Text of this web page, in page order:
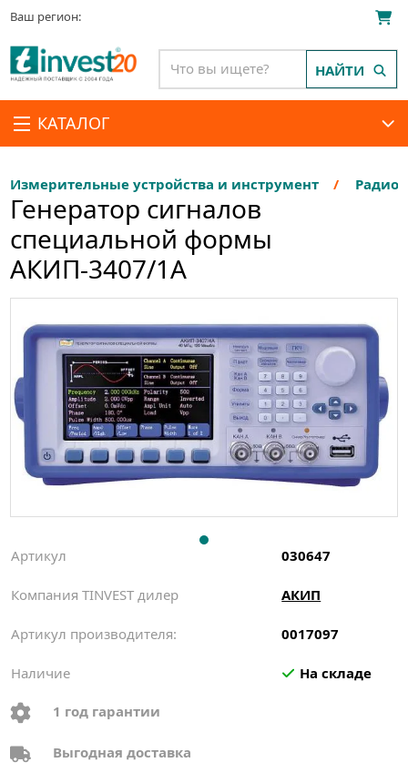
Ваш регион:
КАТАЛОГ
НАЙТИ
Измерительные устройства и инструмент
Генератор сигналов
специальной формы
АКИП-3407/1A
Артикул 030647
Компания TINVEST дилер АКИП
Артикул производителя: 0017097
Наличие На складе
1 год гарантии
Выгодная доставка